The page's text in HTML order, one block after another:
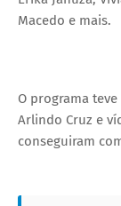
Macedo e mais.
O programa
Arlindo Cruz e
conseguiram